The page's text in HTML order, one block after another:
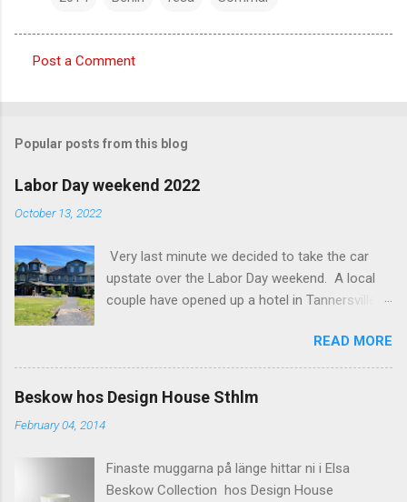
o
m
e
n
s
Post a Comment
Popular posts from this blog
Labor Day weekend 2022
October 13, 2022
Very last minute we decided to take the car
upstate over the Labor Day weekend. A local
couple have opened up a hotel in Tannersville
Beautiful place, Hotel Lilien . I think we came up
round the first week they were open. The entire
hotel looks like it's picked from an interior
magazine. We did not stay in the main building.
stayed in the house next to the main building
(the Deck Rooms) because we needed an extra
READ MORE
Beskow hos Design House Sthlm
February 04, 2014
Finaste muggarna på länge hittar ni i Elsa
Beskow Collection hos Design House